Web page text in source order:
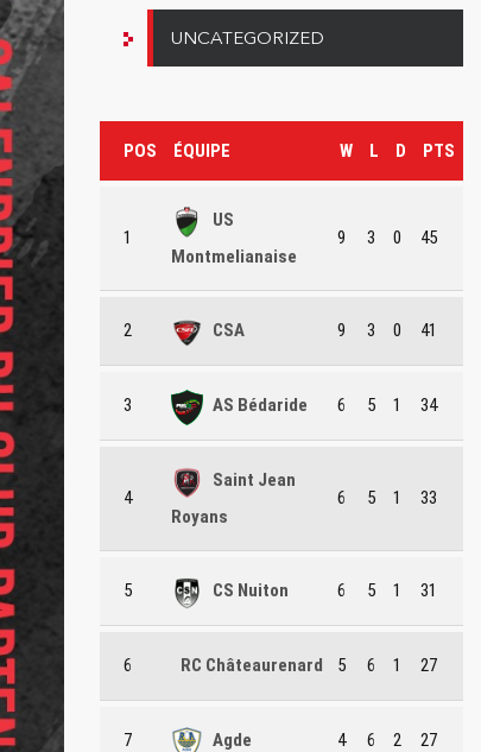
UNCATEGORIZED
POS ÉQUIPE W L D PTS
1
US
Montmelianaise
9 3 0 45
2 CSA 9 3 0 41
3 AS Bédaride 6 5 1 34
4
Saint Jean
Royans
6 5 1 33
5 CS Nuiton 6 5 1 31
6 RC Châteaurenard 5 6 1 27
7 Agde 4 6 2 27